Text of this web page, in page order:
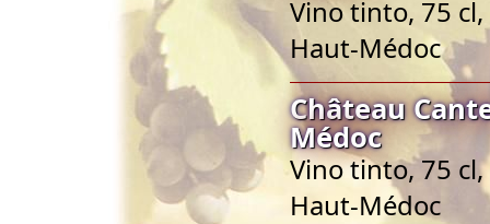
Vino tinto, 75
Haut-Médoc
Château
Médoc
Vino tinto, 75
Haut-Médoc